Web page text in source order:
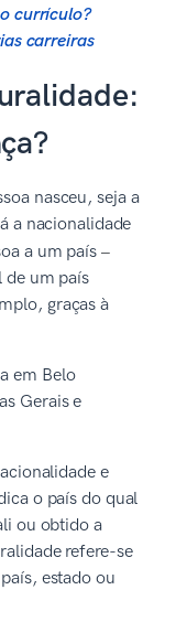
currículo?
carreiras
nasceu, seja a
a nacionalidade
a um país –
de um país
graças à
em Belo
Gerais e
e
o país do qual
ou obtido a
refere-se
estado ou